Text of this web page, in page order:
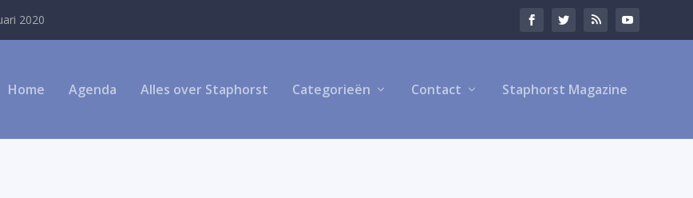
2020
Home Agenda Alles over Staphorst Categorieën Contact Staphorst Magazine